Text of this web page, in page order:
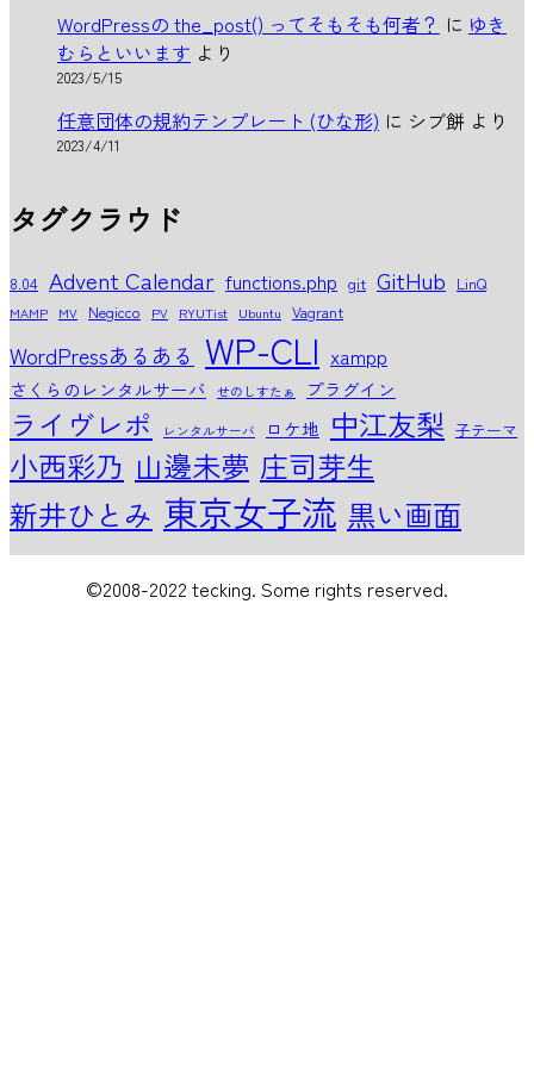
WordPressの the_post() ってそもそも何者？ に ゆき
むらといいます より
2023/5/15
任意団体の規約テンプレート (ひな形) に シブ餅 より
2023/4/11
タグクラウド
8.04 Advent Calendar functions.php git GitHub LinQ
MAMP MV Negicco PV RYUTist Ubuntu Vagrant
WordPressあるある WP-CLI xampp
さくらのレンタルサーバ せのしすたぁ プラグイン
ライヴレポ レンタルサーバ ロケ地 中江友梨 子テーマ
小西彩乃 山邊未夢 庄司芽生
新井ひとみ 東京女子流 黒い画面
©2008-2022 tecking. Some rights reserved.